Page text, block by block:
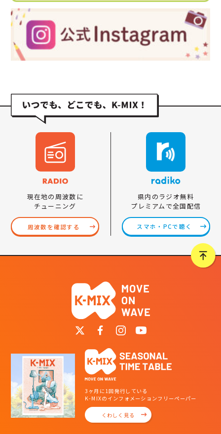
現在地の周波数に
チューニング
周波数を確認する
県内のラジオ無料
プレミアムで全国配信
スマホ・PCで聴く
3ヶ月に1回発行している
K-MIXのインフォメーションフリーペーパー
くわしく見る